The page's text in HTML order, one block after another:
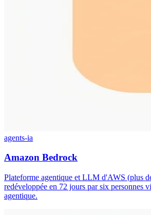
agents-ia
Amazon Bedrock
Plateforme agentique et LLM d'AWS (plus
redéveloppée en 72 jours par six personnes
agentique.